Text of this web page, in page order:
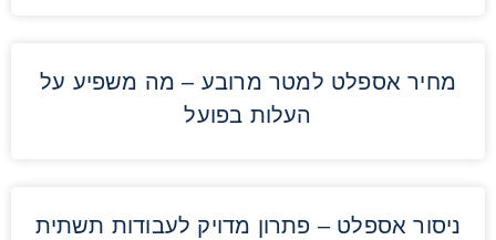
מחיר אספלט למטר מרובע – מה משפיע על
העלות בפועל
ניסור אספלט – פתרון מדויק לעבודות תשתית